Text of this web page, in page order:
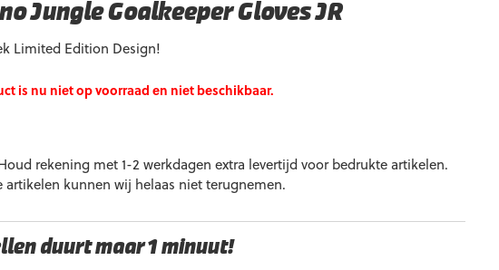
Jungle Goalkeeper Gloves JR
Limited Edition Design!
is nu niet op voorraad en niet beschikbaar.
rekening met 1-2 werkdagen extra levertijd voor bedrukte artikelen.
artikelen kunnen wij helaas niet terugnemen.
duurt maar 1 minuut!